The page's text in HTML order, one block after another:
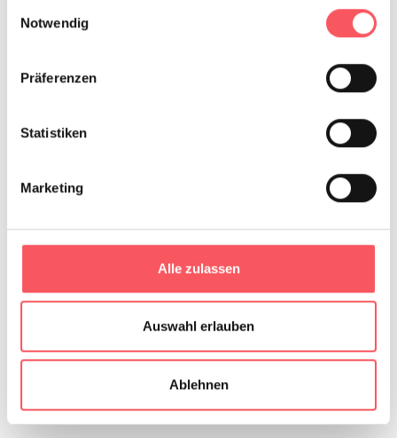
Notwendig
Präferenzen
Statistiken
Marketing
Alle zulassen
Auswahl erlauben
Ablehnen
noch sagen
ja (empfohlen)
nein